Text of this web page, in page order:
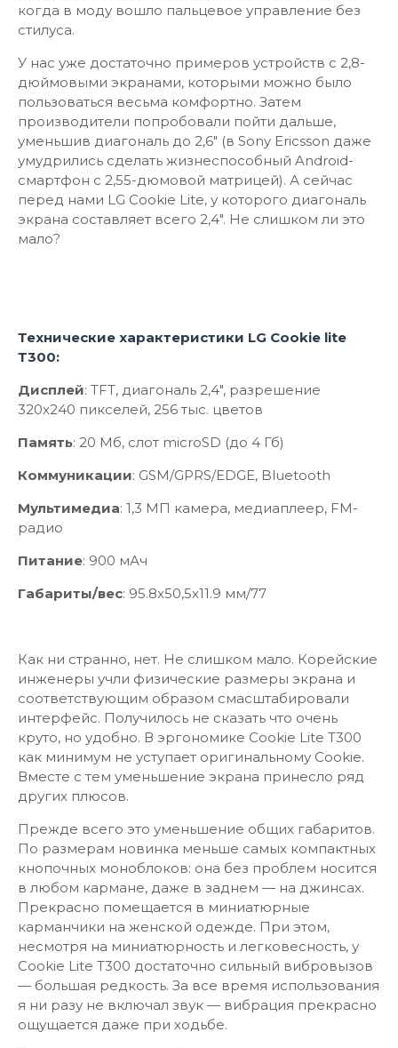
когда в моду вошло пальцевое управление без
стилуса.
У нас уже достаточно примеров устройств с 2,8-
дюймовыми экранами, которыми можно было
пользоваться весьма комфортно. Затем
производители попробовали пойти дальше,
уменьшив диагональ до 2,6" (в Sony Ericsson даже
умудрились сделать жизнеспособный Android-
смартфон с 2,55-дюмовой матрицей). А сейчас
перед нами LG Cookie Lite, у которого диагональ
экрана составляет всего 2,4". Не слишком ли это
мало?
Технические характеристики LG Cookie lite
Т300:
Дисплей: TFT, диагональ 2,4", разрешение
320x240 пикселей, 256 тыс. цветов
Память: 20 Мб, слот microSD (до 4 Гб)
Коммуникации: GSM/GPRS/EDGE, Bluetooth
Мультимедиа: 1,3 МП камера, медиаплеер, FM-
радио
Питание: 900 мАч
Габариты/вес: 95.8x50,5x11.9 мм/77
Как ни странно, нет. Не слишком мало. Корейские
инженеры учли физические размеры экрана и
соответствующим образом смасштабировали
интерфейс. Получилось не сказать что очень
круто, но удобно. В эргономике Cookie Lite Т300
как минимум не уступает оригинальному Cookie.
Вместе с тем уменьшение экрана принесло ряд
других плюсов.
Прежде всего это уменьшение общих габаритов.
По размерам новинка меньше самых компактных
кнопочных моноблоков: она без проблем носится
в любом кармане, даже в заднем — на джинсах.
Прекрасно помещается в миниатюрные
карманчики на женской одежде. При этом,
несмотря на миниатюрность и легковесность, у
Cookie Lite Т300 достаточно сильный вибровызов
— большая редкость. За все время использования
я ни разу не включал звук — вибрация прекрасно
ощущается даже при ходьбе.